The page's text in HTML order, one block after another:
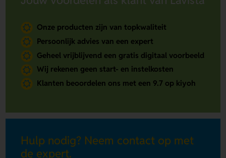
Onze producten zijn van topkwaliteit
Persoonlijk advies van een expert
Geheel vrijblijvend een gratis digitaal voorbeeld
Wij rekenen geen start- en instelkosten
Klanten beoordelen ons met een 9.7 op kiyoh
Hulp nodig? Neem contact op met
de expert.